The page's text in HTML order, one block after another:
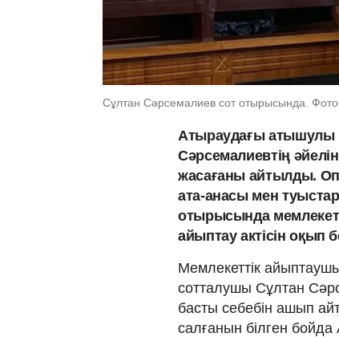
Сұлтан Сәрсемалиев сот отырысында.
Атыраудағы атышулы
Сәрсемалиевтің
жасағаны айтылды.
ата-анасы мен
отырысында
айыптау актісін оқып
Мемлекеттік
сотталушы Сұлтан
басты себебін ашып
салғанын білген